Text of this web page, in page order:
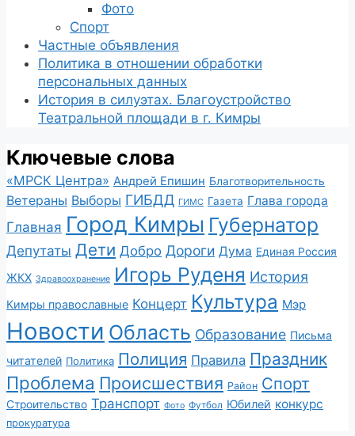
Фото
Спорт
Частные объявления
Политика в отношении обработки
персональных данных
История в силуэтах. Благоустройство
Театральной площади в г. Кимры
Ключевые слова
«МРСК Центра» Андрей Епишин Благотворительность
Ветераны Выборы ГИБДД ГИМС Газета Глава города
Главная Город Кимры Губернатор
Депутаты Дети Добро Дороги Дума Единая Россия
ЖКХ Здравоохранение Игорь Руденя История
Кимры православные Концерт Культура Мэр
Новости Область Образование Письма
читателей Политика Полиция Правила Праздник
Проблема Происшествия Район Спорт
Строительство Транспорт Фото Футбол Юбилей конкурс
прокуратура